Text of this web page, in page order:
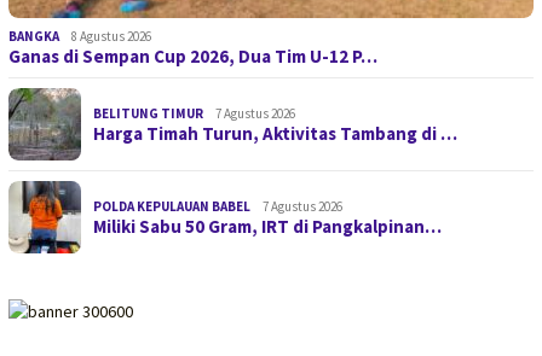
BANGKA 8 Agustus 2026
Ganas di Sempan Cup 2026, Dua Tim U-12 P…
BELITUNG TIMUR 7 Agustus 2026
Harga Timah Turun, Aktivitas Tambang di …
POLDA KEPULAUAN BABEL 7 Agustus 2026
Miliki Sabu 50 Gram, IRT di Pangkalpinan…